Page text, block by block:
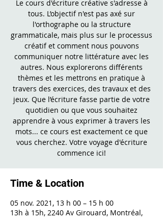
Le cours d'écriture créative s'adresse à
tous. L’objectif n'est pas axé sur
l'orthographe ou la structure
grammaticale, mais plus sur le processus
créatif et comment nous pouvons
communiquer notre littérature avec les
autres. Nous explorerons différents
thèmes et les mettrons en pratique à
travers des exercices, des travaux et des
jeux. Que l’écriture fasse partie de votre
quotidien ou que vous souhaitez
apprendre à vous exprimer à travers les
mots... ce cours est exactement ce que
vous cherchez. Votre voyage d'écriture
commence ici!
Time & Location
05 nov. 2021, 13 h 00 – 15 h 00
13h à 15h, 2240 Av Girouard, Montréal,